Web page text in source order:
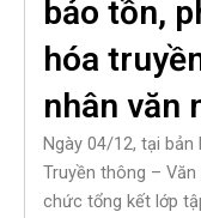
bảo tồn,
hóa
nhân văn
Ngày 04/12, tại bản
Truyền thông –
chức tổng kết lớp